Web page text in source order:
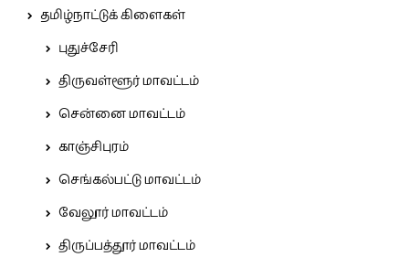
தமிழ்நாட்டுக் கிளைகள்
புதுச்சேரி
திருவள்ளூர் மாவட்டம்
சென்னை மாவட்டம்
காஞ்சிபுரம்
செங்கல்பட்டு மாவட்டம்
வேலூர் மாவட்டம்
திருப்பத்தூர் மாவட்டம்